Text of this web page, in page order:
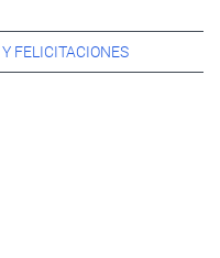
FELICITACIONES